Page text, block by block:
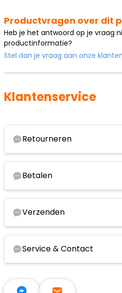
Productvragen over dit
Heb je het antwoord op je vraag
productinformatie?
Stel dan je vraag aan onze
Klantenservice
Retourneren
Betalen
Verzenden
Service & Contact